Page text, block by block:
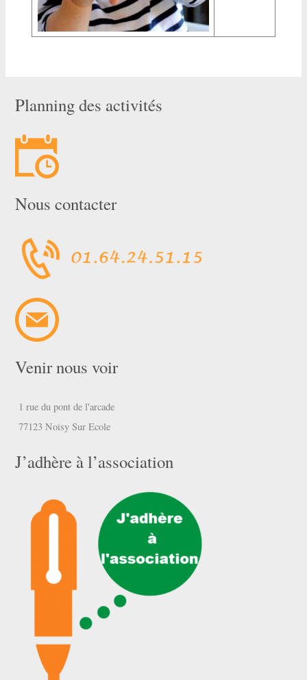
Planning des activités
Nous contacter
Venir nous voir
1 rue du pont de l'arcade
77123 Noisy Sur Ecole
J’adhère à l’association